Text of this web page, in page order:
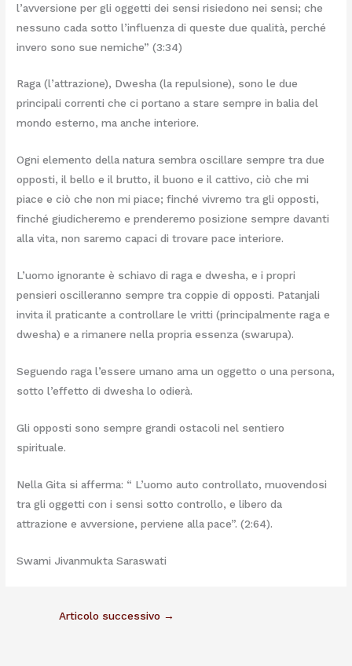
l’avversione per gli oggetti dei sensi risiedono nei sensi; che
nessuno cada sotto l’influenza di queste due qualità, perché
invero sono sue nemiche” (3:34)
Raga (l’attrazione), Dwesha (la repulsione), sono le due
principali correnti che ci portano a stare sempre in balia del
mondo esterno, ma anche interiore.
Ogni elemento della natura sembra oscillare sempre tra due
opposti, il bello e il brutto, il buono e il cattivo, ciò che mi
piace e ciò che non mi piace; finché vivremo tra gli opposti,
finché giudicheremo e prenderemo posizione sempre davanti
alla vita, non saremo capaci di trovare pace interiore.
L’uomo ignorante è schiavo di raga e dwesha, e i propri
pensieri oscilleranno sempre tra coppie di opposti. Patanjali
invita il praticante a controllare le vritti (principalmente raga e
dwesha) e a rimanere nella propria essenza (swarupa).
Seguendo raga l’essere umano ama un oggetto o una persona,
sotto l’effetto di dwesha lo odierà.
Gli opposti sono sempre grandi ostacoli nel sentiero
spirituale.
Nella Gita si afferma: “ L’uomo auto controllato, muovendosi
tra gli oggetti con i sensi sotto controllo, e libero da
attrazione e avversione, perviene alla pace”. (2:64).
Swami Jivanmukta Saraswati
Articolo successivo →